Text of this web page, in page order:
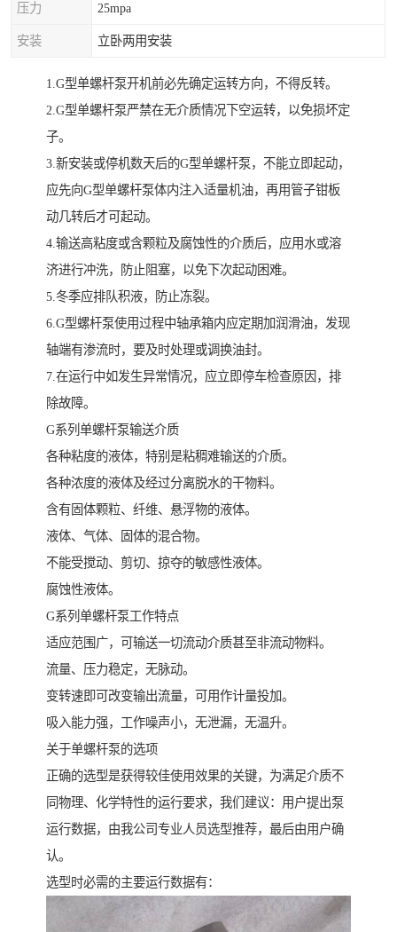
压力 25mpa
安装 立卧两用安装
1.G型单螺杆泵开机前必先确定运转方向，不得反转。
2.G型单螺杆泵严禁在无介质情况下空运转，以免损坏定
子。
3.新安装或停机数天后的G型单螺杆泵，不能立即起动，
应先向G型单螺杆泵体内注入适量机油，再用管子钳板
动几转后才可起动。
4.输送高粘度或含颗粒及腐蚀性的介质后，应用水或溶
济进行冲洗，防止阻塞，以免下次起动困难。
5.冬季应排队积液，防止冻裂。
6.G型螺杆泵使用过程中轴承箱内应定期加润滑油，发现
轴端有渗流时，要及时处理或调换油封。
7.在运行中如发生异常情况，应立即停车检查原因，排
除故障。
G系列单螺杆泵输送介质
各种粘度的液体，特别是粘稠难输送的介质。
各种浓度的液体及经过分离脱水的干物料。
含有固体颗粒、纤维、悬浮物的液体。
液体、气体、固体的混合物。
不能受搅动、剪切、掠夺的敏感性液体。
腐蚀性液体。
G系列单螺杆泵工作特点
适应范围广，可输送一切流动介质甚至非流动物料。
流量、压力稳定，无脉动。
变转速即可改变输出流量，可用作计量投加。
吸入能力强，工作噪声小，无泄漏，无温升。
关于单螺杆泵的选项
正确的选型是获得较佳使用效果的关键，为满足介质不
同物理、化学特性的运行要求，我们建议：用户提出泵
运行数据，由我公司专业人员选型推荐，最后由用户确
认。
选型时必需的主要运行数据有：